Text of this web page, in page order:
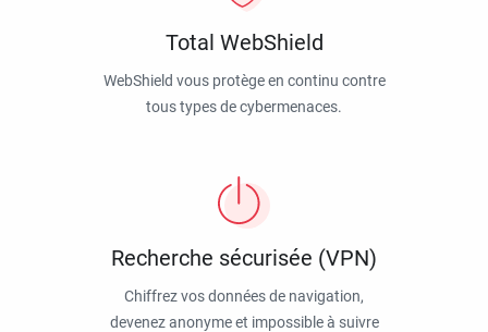
Total WebShield
WebShield vous protège en continu contre
tous types de cybermenaces.
Recherche sécurisée (VPN)
Chiffrez vos données de navigation,
devenez anonyme et impossible à suivre